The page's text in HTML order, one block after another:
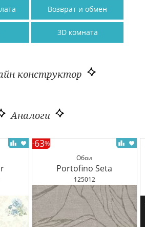
Возврат и обмен
3D комната
конструктор
Аналоги
Обои
Portofino Seta
125012
-63%